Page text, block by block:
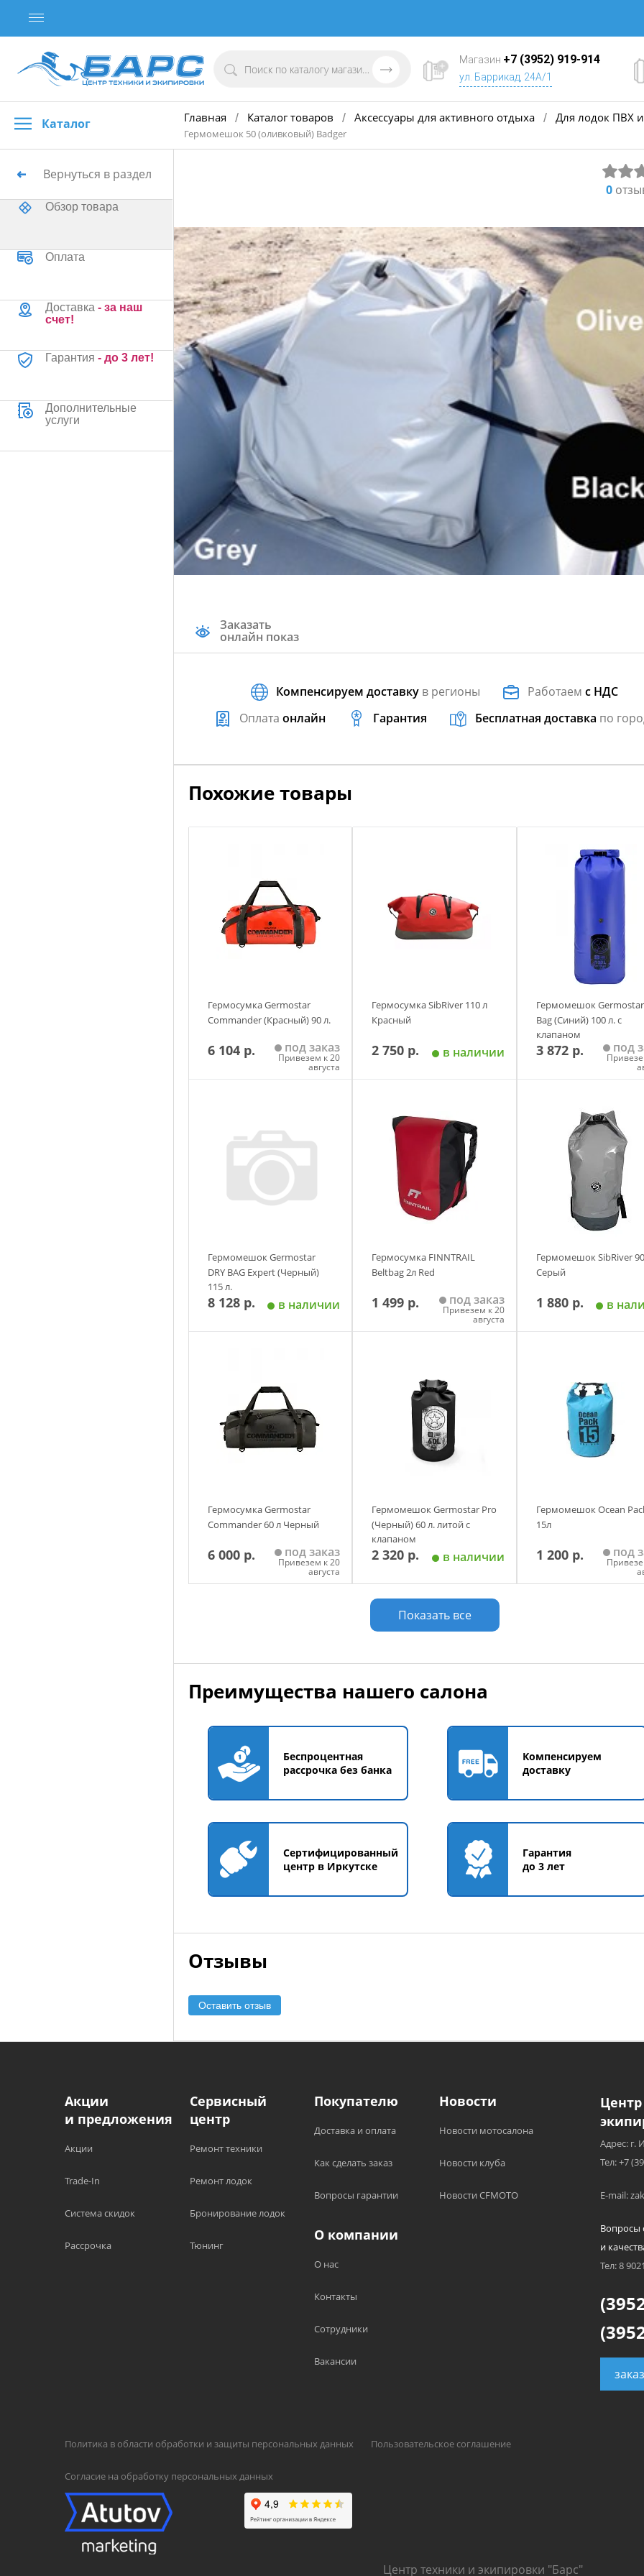
Магазин +7 (3952) 919-914
ул. Баррикад, 24А/1
Каталог Главная / Каталог товаров / Аксессуары для активного отдыха / Для лодок ПВХ
Гермомешок 50 (оливковый) Badger
Вернуться в раздел
Обзор товара
Оплата
Доставка - за наш
счет!
Гарантия - до 3 лет!
Дополнительные
услуги
0
Заказать
онлайн показ
Компенсируем доставку в регионы Работаемс НДС
Оплата онлайн Гарантия Бесплатная доставка по
Похожие товары
Гермосумка Germostar
Commander (Красный) 90 л.
6 104 р. под заказ
Привезем к 20
августа
Гермосумка SibRiver 110 л
Красный
2 750 р. в наличии
Гермомешок
Bag (Синий) 100 л. с
клапаном
3 872 р. под
Гермомешок Germostar
DRY BAG Expert (Черный)
115 л.
8 128 р. в наличии
Гермосумка FINNTRAIL
Beltbag 2л Red
1 499 р. под заказ
Привезем к 20
августа
Гермомешок SibRiver
Серый
1 880 р. в
Гермосумка Germostar
Commander 60 л Черный
6 000 р. под заказ
Привезем к 20
августа
Гермомешок Germostar Pro
(Черный) 60 л. литой с
клапаном
2 320 р. в наличии
Добавить в корзину
Гермомешок Ocean
15л
1 200 р. под
Показать все
Преимущества нашего салона
Беспроцентная
рассрочка без банка
Компенсируем
доставку
Сертифицированный
центр в Иркутске
Гарантия
до 3 лет
Отзывы
Оставить отзыв
Акции
и предложения
Акции
Trade-In
Система скидок
Рассрочка
Сервисный
центр
Ремонт техники
Ремонт лодок
Бронирование лодок
Тюнинг
Покупателю
Доставка и оплата
Как сделать заказ
Вопросы гарантии
Новости
Новости мотосалона
Новости клуба
Новости CFMOTO
О компании
О нас
Контакты
Сотрудники
Вакансии
Политика в области обработки и защиты персональных данных Пользовательское соглашение
Согласие на обработку персональных данных
Адрес: г.
Тел: +7
E-mail:
Вопросы
и
Тел: 8
Центр техники и экипировки "Барс"